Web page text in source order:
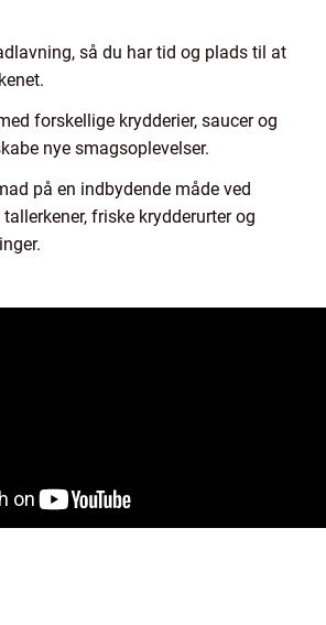
så du har tid og plads til at
forskellige krydderier, saucer og
nye smagsoplevelser.
på en indbydende måde ved
friske krydderurter og